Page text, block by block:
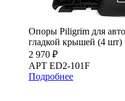
Опоры Piligrim для
гладкой крышей (4 шт)
2 970 ₽
АРТ ED2-101F
Подробнее